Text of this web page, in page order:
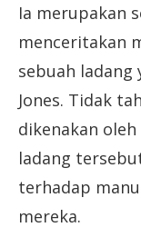
Ia merupakan
menceritakan
sebuah
Jones. Tidak
dikenakan
ladang
terhadap
mereka.